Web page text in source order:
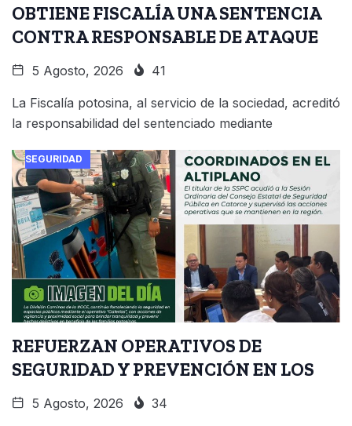
OBTIENE FISCALÍA UNA SENTENCIA
CONTRA RESPONSABLE DE ATAQUE
5 Agosto, 2026 41
La Fiscalía potosina, al servicio de la sociedad, acreditó
la responsabilidad del sentenciado mediante
SEGURIDAD
REFUERZAN OPERATIVOS DE
SEGURIDAD Y PREVENCIÓN EN LOS
5 Agosto, 2026 34